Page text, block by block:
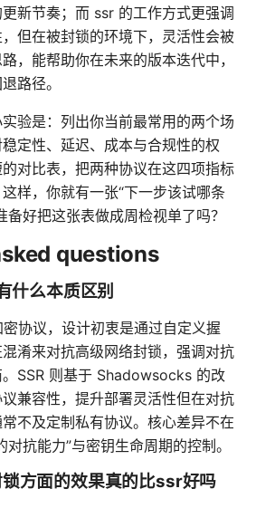
新节奏；而 ssr 的工作方式更强调
但在被封锁的环境下，灵活性会被
，能帮助你在未来的版本迭代中，
路径。
验是：列出你当前最常用的两个场
定性、延迟、成本与合规性的权
对比表，把两种协议在这四项指标
样，你就有一张“下一步该试哪条
备好把这张表做成周检视单了吗？
questions
什么本质区别
协议，设计初衷是通过自定义握
淆来对抗高级网络封锁，强调对抗
SSR 则基于 Shadowsocks 的改
兼容性，提升部署灵活性但在对抗
不及定制私有协议。核心差异不在
抗能力”与密钥生命周期的控制。
方面的效果真的比ssr好吗